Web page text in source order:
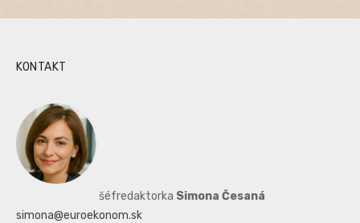
KONTAKT
šéfredaktorka Simona Česaná
simona@euroekonom.sk